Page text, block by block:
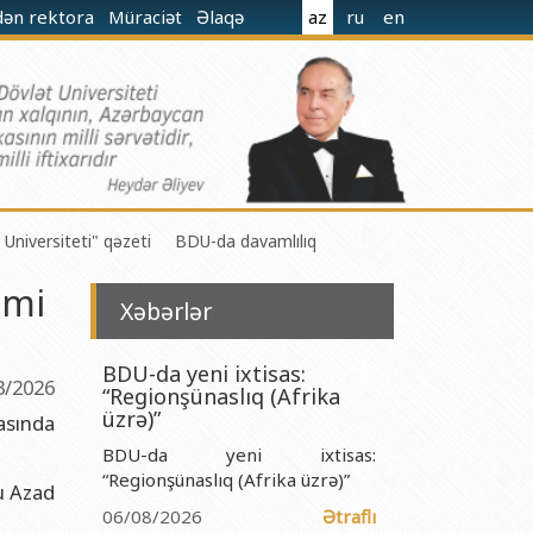
rektora Müraciət Əlaqə az ru en
adına Kataliz və Qeyri-üzvi Kimya İnstitutu
və Mexanika İnstitutu
Biologiya və Biotexnologiyalar İnstitutu
Universiteti" qəzeti BDU-da davamlılıq
2026
Azad
Xəbərlər
BDU-da yeni ixtisas:
“Regionşünaslıq (Afrika
üzrə)”
BDU-da yeni ixtisas:
“Regionşünaslıq (Afrika üzrə)”
06/08/2026
Ətraflı